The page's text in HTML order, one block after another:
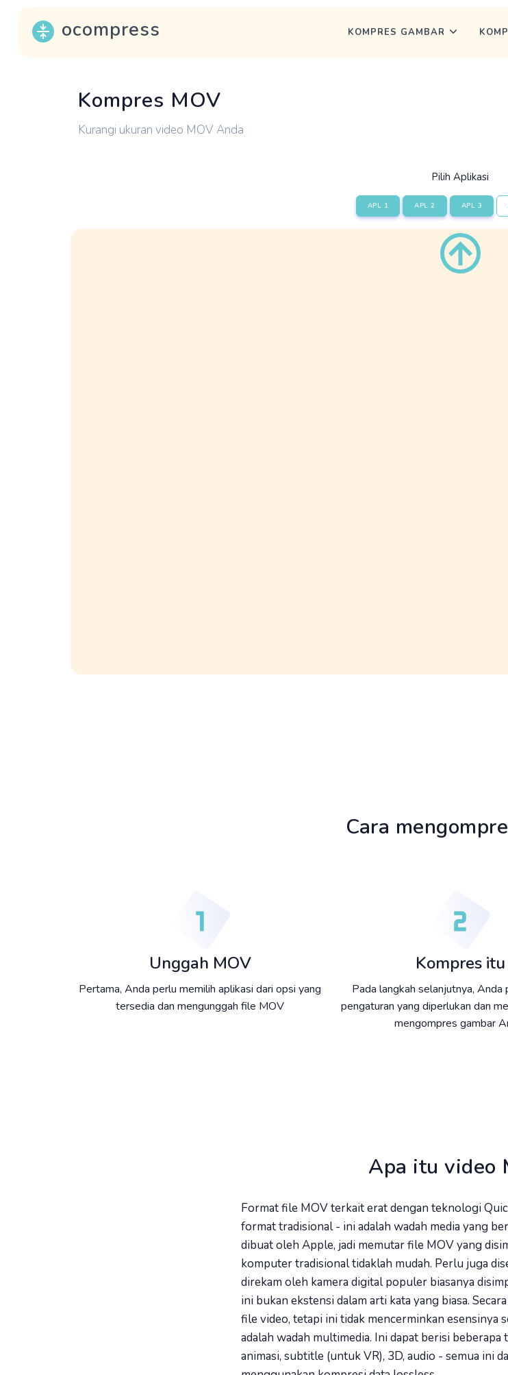
ocompress KOMPRES GAMBAR
Kompres MOV
Kurangi ukuran video MOV Anda
Pilih Aplikasi
APL 1 APL 2 APL 3
Cara
Unggah MOV
Pertama, Anda perlu memilih aplikasi dari opsi yang
tersedia dan mengunggah file MOV
Kompres itu
Pada langkah selanjutnya, Anda
pengaturan yang diperlukan dan
mengompres gambar
Apa itu video
Format file MOV terkait erat dengan teknologi
format tradisional - ini adalah wadah media yang
dibuat oleh Apple, jadi memutar file MOV yang
komputer tradisional tidaklah mudah. Perlu juga
direkam oleh kamera digital populer biasanya
ini bukan ekstensi dalam arti kata yang biasa.
file video, tetapi ini tidak mencerminkan esensinya
adalah wadah multimedia. Ini dapat berisi
animasi, subtitle (untuk VR), 3D, audio - semua ini